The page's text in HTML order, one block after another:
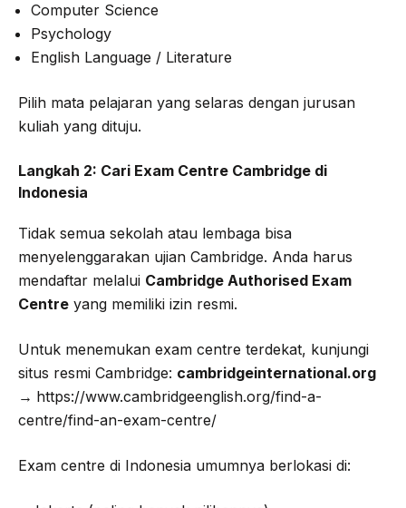
Computer Science
Psychology
English Language / Literature
Pilih mata pelajaran yang selaras dengan jurusan
kuliah yang dituju.
Langkah 2: Cari Exam Centre Cambridge di
Indonesia
Tidak semua sekolah atau lembaga bisa
menyelenggarakan ujian Cambridge. Anda harus
mendaftar melalui Cambridge Authorised Exam
Centre yang memiliki izin resmi.
Untuk menemukan exam centre terdekat, kunjungi
situs resmi Cambridge: cambridgeinternational.org
→ https://www.cambridgeenglish.org/find-a-
centre/find-an-exam-centre/
Exam centre di Indonesia umumnya berlokasi di: